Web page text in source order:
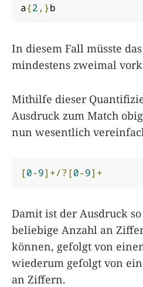
a{2 ,}b
In diesem Fall müsste
mindestens zweimal
Mithilfe dieser
Ausdruck zum Match
nun wesentlich
[0-9]+/?[0-9]+
Damit ist der Ausdruck
beliebige Anzahl an
können, gefolgt von
wiederum gefolgt von
an Ziffern.